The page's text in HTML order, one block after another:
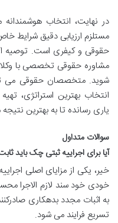
در نهایت، انتخاب
مستلزم ارزیابی دقیق شرایط
حقوقی و کیفری است. توصیه
مشاوره حقوقی تخصصی با
شوید. متخصصان حقوقی می
انتخاب بهترین استراتژی،
یاری رسانده تا به بهترین
سوالات متداول
آیا برای اجراییه ثبتی چک باید
خیر، یکی از مزایای اصلی
خودی خود سند لازم الاجرا
به اثبات مجدد بدهکاری
تسریع فرایند می شود.